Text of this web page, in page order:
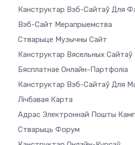
Канструктар Вэб-Сайтаў Для
Вэб-Сайт Мерапрыемства
Стварыце Музычны Сайт
Канструктар Вясельных Сайтаў
Бясплатнае Онлайн-Партфоліа
Канструктар Вэб-Сайтаў Для
Лічбавая Карта
Адрас Электроннай Пошты
Стварыць Форум